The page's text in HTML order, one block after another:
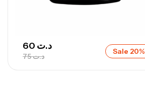
Autres
د.ت75
د.ت Sale 20%